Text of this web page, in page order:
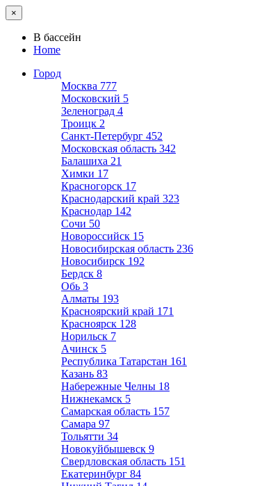
×
В бассейн
Home
Город
Москва 777
Московский 5
Зеленоград 4
Троицк 2
Санкт-Петербург 452
Московская область 342
Балашиха 21
Химки 17
Красногорск 17
Краснодарский край 323
Краснодар 142
Сочи 50
Новороссийск 15
Новосибирская область 236
Новосибирск 192
Бердск 8
Обь 3
Алматы 193
Красноярский край 171
Красноярск 128
Норильск 7
Ачинск 5
Республика Татарстан 161
Казань 83
Набережные Челны 18
Нижнекамск 5
Самарская область 157
Самара 97
Тольятти 34
Новокуйбышевск 9
Свердловская область 151
Екатеринбург 84